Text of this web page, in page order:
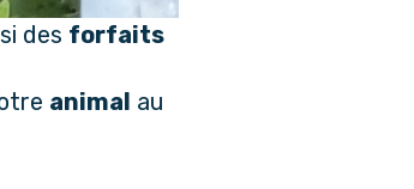
des forfaits
animal au